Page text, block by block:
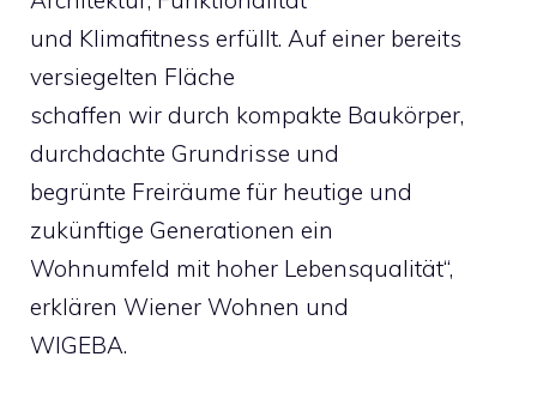
und Klimafitness erfüllt. Auf einer bereits
versiegelten Fläche
schaffen wir durch kompakte Baukörper,
durchdachte Grundrisse und
begrünte Freiräume für heutige und
zukünftige Generationen ein
Wohnumfeld mit hoher Lebensqualität“,
erklären Wiener Wohnen und
WIGEBA.